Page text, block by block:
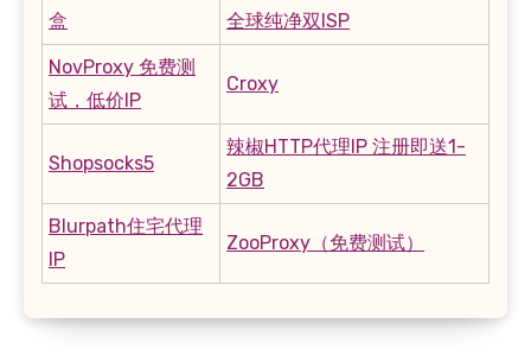
盒
全球纯净双ISP
NovProxy 免费测
试，低价IP
Croxy
Shopsocks5
辣椒HTTP代理IP 注册即送1-
2GB
Blurpath住宅代理
IP
ZooProxy（免费测试）